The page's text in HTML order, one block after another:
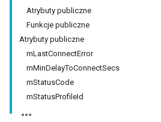
Atrybuty publiczne
Funkcje publiczne
Atrybuty publiczne
mLastConnectError
mMinDelayToConnectSecs
mStatusCode
mStatusProfileId